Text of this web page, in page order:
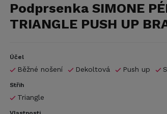
Podprsenka SIMONE
TRIANGLE PUSH UP
Účel
Běžné nošení Dekoltová Push up
Střih
Triangle